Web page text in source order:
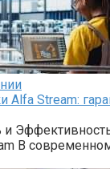
Alfa Stream:
и
В